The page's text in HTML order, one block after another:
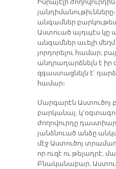
Իսրայէլի
անգամներ
Աստուած այդպէս կը
անգամներ աւելի մեղմ
յորդորելու համար,
անդրադարձնելն է իր
զգաստացնելն է՝
համար։
Մարգարէն Աստուծոյ
բարկանայ,
ժողովուրդը
յանձնուած անձը
մէջ Աստուծոյ
որ ուզէ ու թելադրէ,
Բնականաբար,